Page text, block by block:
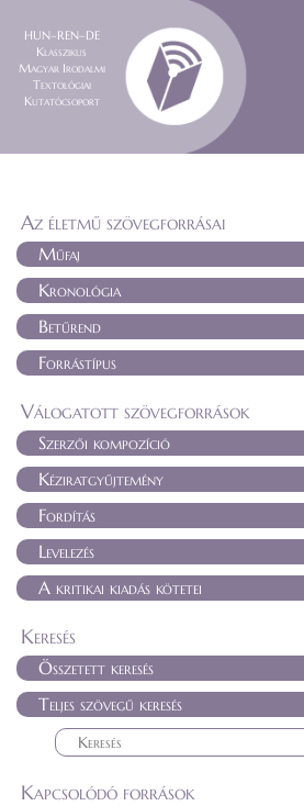
HUN–REN–DE
Klasszikus
Magyar Irodalmi
Textológiai
Kutatócsoport
Az életmű szövegforrásai
Műfaj
Kronológia
Betűrend
Forrástípus
Válogatott szövegforrások
Szerzői kompozíció
Kéziratgyűjtemény
Fordítás
Levelezés
A kritikai kiadás kötetei
Keresés
Összetett keresés
Teljes szövegű keresés
Kapcsolódó források